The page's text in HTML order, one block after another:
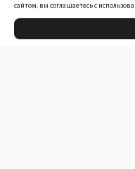
Политика конфиденциальности
сайтом, вы соглашаетесь с